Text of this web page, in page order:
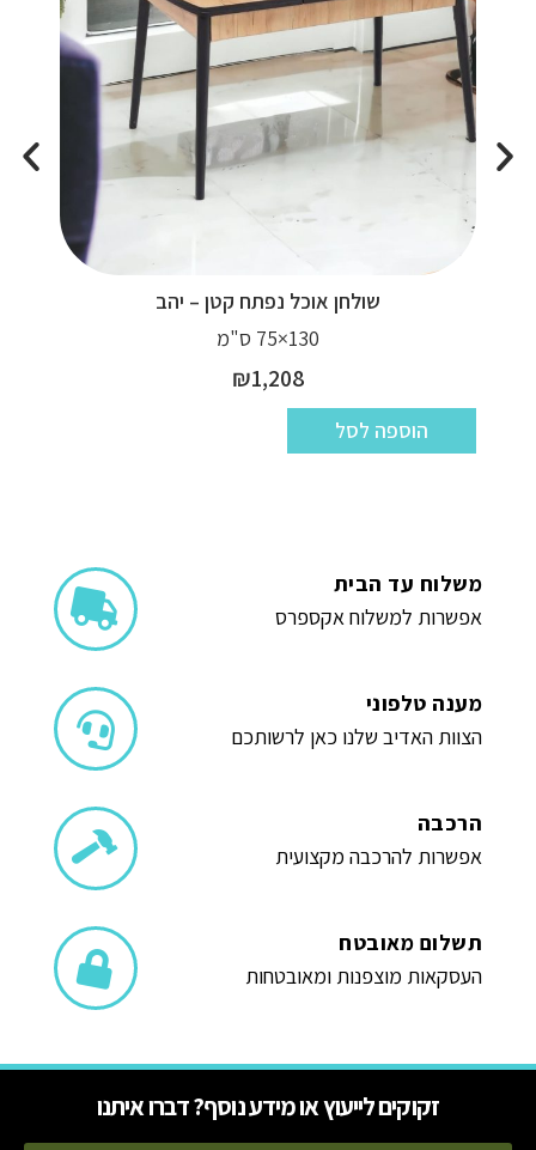
שולחן אוכל נפתח קטן – יהב
130×75 ס"מ
₪1,208
הוספה לסל
משלוח עד הבית
אפשרות למשלוח אקספרס
מענה טלפוני
הצוות האדיב שלנו כאן לרשותכם
הרכבה
אפשרות להרכבה מקצועית
תשלום מאובטח
העסקאות מוצפנות ומאובטחות
זקוקים לייעוץ או מידע נוסף? דברו איתנו